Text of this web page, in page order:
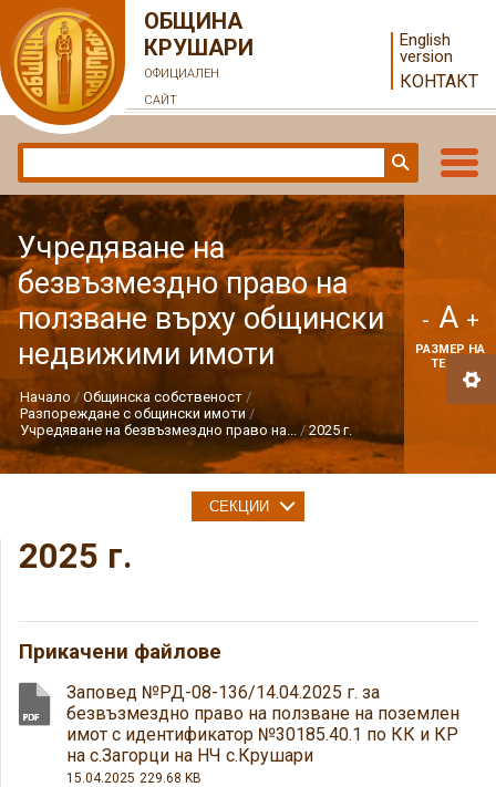
ОБЩИНА
КРУШАРИ
ОФИЦИАЛЕН
САЙТ
English
version
КОНТАКТ
Учредяване на
безвъзмездно право на
ползване върху общински
недвижими имоти
Начало
Общинска собственост
Разпореждане с общински имоти
Учредяване на безвъзмездно право на...
2025 г.
- A +
РАЗМЕР НА
ТЕКСТ
2025 г.
Прикачени файлове
Заповед №РД-08-136/14.04.2025 г. за
безвъзмездно право на ползване на поземлен
имот с идентификатор №30185.40.1 по КК и КР
на с.Загорци на НЧ с.Крушари
15.04.2025 229.68 KB
СЕКЦИИ